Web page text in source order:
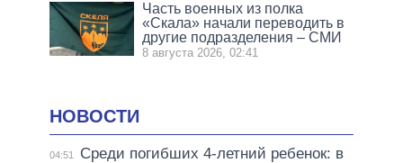
Часть военных из полка
«Скала» начали переводить в
другие подразделения – СМИ
8 августа 2026, 02:41
НОВОСТИ
04:51
Среди погибших 4-летний ребенок: в